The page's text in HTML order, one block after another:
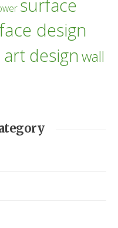
surface
design
designwall